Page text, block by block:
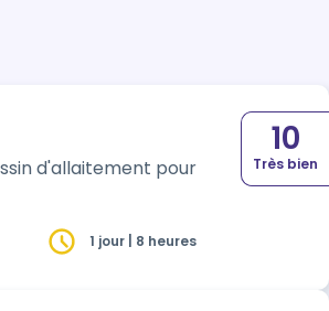
d'allaitement pour
10
Très bien
1 jour | 8 heures